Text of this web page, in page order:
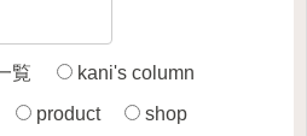
覧 kani's column
product shop